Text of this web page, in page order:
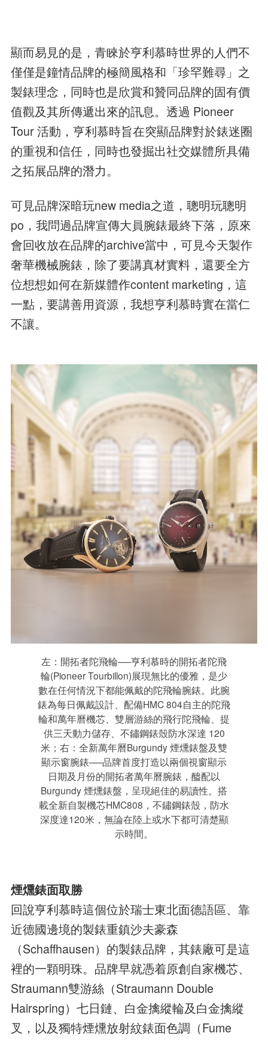
顯而易見的是，青睞於亨利慕時世界的人們不
僅僅是鐘情品牌的極簡風格和「珍罕難尋」之
製錶理念，同時也是欣賞和贊同品牌的固有價
值觀及其所傳遞出來的訊息。透過 Pioneer
Tour 活動，亨利慕時旨在突顯品牌對於錶迷圈
的重視和信任，同時也發掘出社交媒體所具備
之拓展品牌的潛力。
可見品牌深暗玩new media之道，聰明玩聰明
po，我問過品牌宣傳大員腕錶最終下落，原來
會回收放在品牌的archive當中，可見今天製作
奢華機械腕錶，除了要講真材實料，還要全方
位想想如何在新媒體作content marketing，這
一點，要講善用資源，我想亨利慕時實在當仁
不讓。
左：開拓者陀飛輪──亨利慕時的開拓者陀飛
輪(Pioneer Tourbillon)展現無比的優雅，是少
數在任何情況下都能佩戴的陀飛輪腕錶。此腕
錶為每日佩戴設計、配備HMC 804自主的陀飛
輪和萬年曆機芯、雙層游絲的飛行陀飛輪、提
供三天動力儲存、不鏽鋼錶殼防水深達 120
米；右：全新萬年曆Burgundy 煙燻錶盤及雙
顯示窗腕錶──品牌首度打造以兩個視窗顯示
日期及月份的開拓者萬年曆腕錶，醠配以
Burgundy 煙燻錶盤，呈現絕佳的易讀性。搭
載全新自製機芯HMC808，不鏽鋼錶殼，防水
深度達120米，無論在陸上或水下都可清楚顯
示時間。
煙燻錶面取勝
回說亨利慕時這個位於瑞士東北面德語區、靠
近德國邊境的製錶重鎮沙夫豪森
（Schaffhausen）的製錶品牌，其錶廠可是這
裡的一顆明珠。品牌早就憑着原創自家機芯、
Straumann雙游絲（Straumann Double
Hairspring）七日鏈、白金擒縱輪及白金擒縱
叉，以及獨特煙燻放射紋錶面色調（Fume